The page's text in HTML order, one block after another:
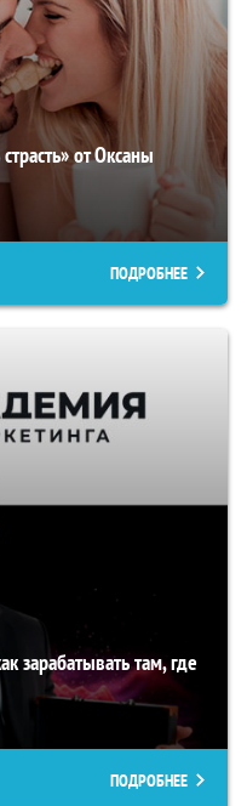
от Оксаны
ПОДРОБНЕЕ
зарабатывать там, где
ПОДРОБНЕЕ